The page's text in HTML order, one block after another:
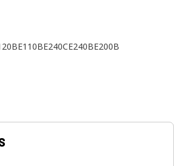
E110BE240CE240BE200B